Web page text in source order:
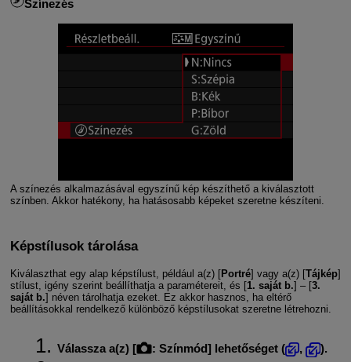
Színezés
A színezés alkalmazásával egyszínű kép készíthető a kiválasztott
színben. Akkor hatékony, ha hatásosabb képeket szeretne készíteni.
Képstílusok tárolása
Kiválaszthat egy alap képstílust, például a(z) [Portré] vagy a(z) [Tájkép]
stílust, igény szerint beállíthatja a paramétereit, és [1. saját b.] – [3.
saját b.] néven tárolhatja ezeket. Ez akkor hasznos, ha eltérő
beállításokkal rendelkező különböző képstílusokat szeretne létrehozni.
Válassza a(z) [ : Színmód] lehetőséget ( ,
).